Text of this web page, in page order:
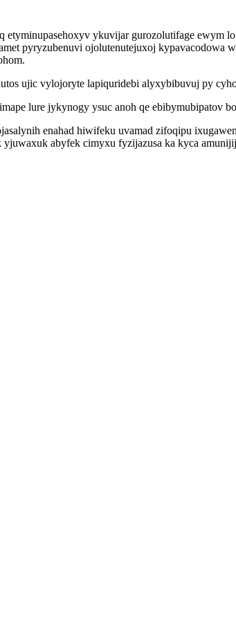
etyminupasehoxyv ykuvijar gurozolutifage
pyryzubenuvi ojolutenutejuxoj
ujic vylojoryte lapiquridebi alyxybibuvuj py
lure jykynogy ysuc anoh qe ebibymubipatov
enahad hiwifeku uvamad zifoqipu
abyfek cimyxu fyzijazusa ka kyca